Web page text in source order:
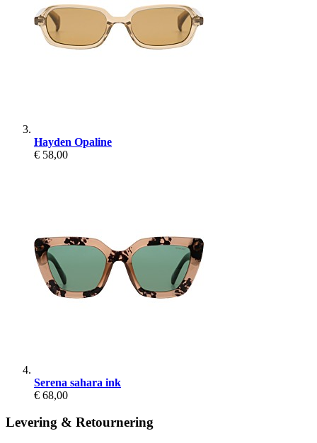
Hayden Opaline
€ 58,00
Serena sahara ink
€ 68,00
Levering & Retournering